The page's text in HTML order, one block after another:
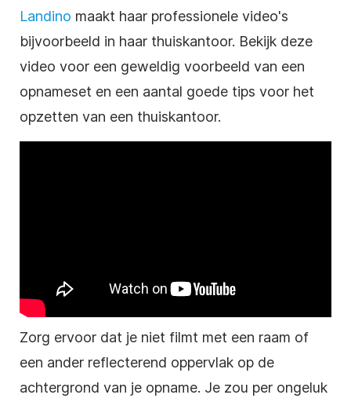
Landino maakt haar professionele video's
bijvoorbeeld in haar thuiskantoor. Bekijk deze
video voor een geweldig voorbeeld van een
opnameset en een aantal goede tips voor het
opzetten van een thuiskantoor.
Zorg ervoor dat je niet filmt met een raam of
een ander reflecterend oppervlak op de
achtergrond van je opname. Je zou per ongeluk